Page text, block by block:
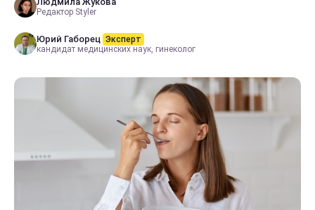
Редактор Styler
Юрий Габорец Эксперт
кандидат медицинских наук, гинеколог